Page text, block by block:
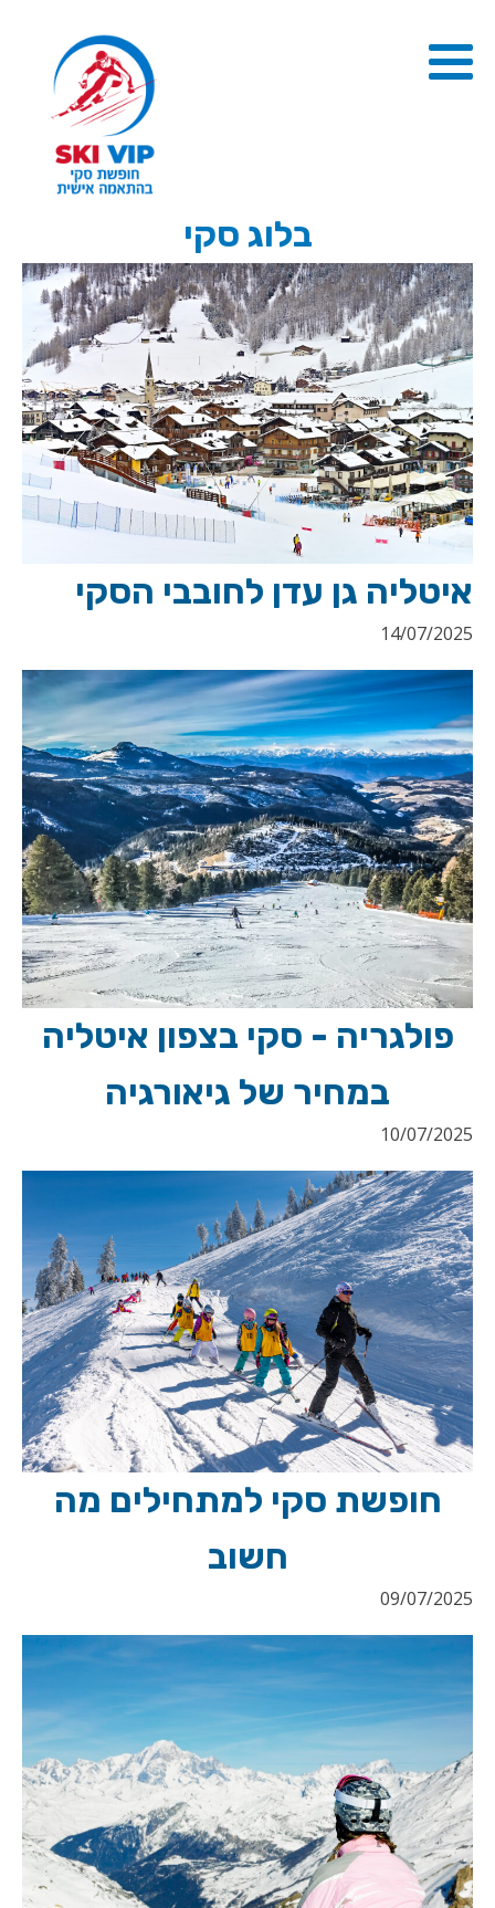
בלוג סקי
איטליה גן עדן לחובבי הסקי
14/07/2025
פולגריה - סקי בצפון איטליה
במחיר של גיאורגיה
10/07/2025
חופשת סקי למתחילים מה
חשוב
09/07/2025